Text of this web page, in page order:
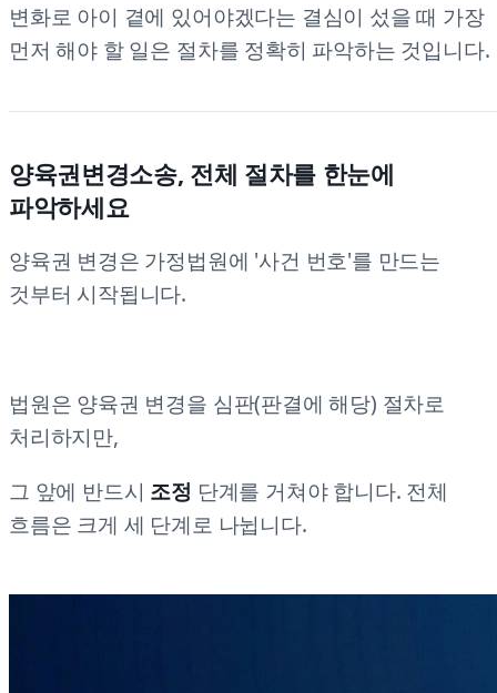
변화로 아이 곁에 있어야겠다는 결심이 섰을 때 가장
먼저 해야 할 일은 절차를 정확히 파악하는 것입니다.
양육권변경소송, 전체 절차를 한눈에
파악하세요
양육권 변경은 가정법원에 '사건 번호'를 만드는
것부터 시작됩니다.
법원은 양육권 변경을 심판(판결에 해당) 절차로
처리하지만,
그 앞에 반드시 조정 단계를 거쳐야 합니다. 전체
흐름은 크게 세 단계로 나뉩니다.